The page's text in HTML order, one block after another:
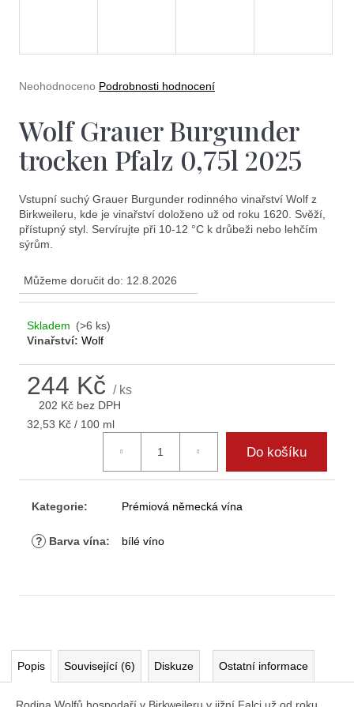
Průměrné
je
0,0
z
5
Neohodnoceno Podrobnosti hodnocení
Wolf Grauer Burgunder
trocken Pfalz 0,75l 2025
Vstupní suchý Grauer Burgunder rodinného vinařství Wolf z
Birkweileru, kde je vinařství doloženo už od roku 1620. Svěží,
přístupný styl. Servírujte při 10-12 °C k drůbeži nebo lehčím
sýrům.
Můžeme doručit do: 12.8.2026
Skladem (>6 ks)
Vinařství:Wolf
244 Kč/ ks
202 Kč bez DPH
Měrná
32,53 Kč / 100 ml
Do košíku
Kategorie: Prémiová německá vína
? Barva vína: bílé víno
Popis Související (6) Diskuze Ostatní informace
e
n
j
í
?
Hledat
D